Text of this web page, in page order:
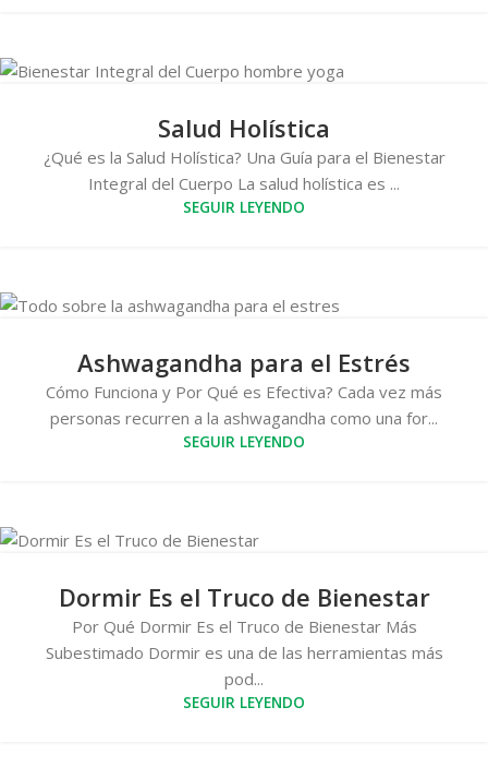
Salud Holística
¿Qué es la Salud Holística? Una Guía para el Bienestar
Integral del Cuerpo La salud holística es ...
SEGUIR LEYENDO
Ashwagandha para el Estrés
Cómo Funciona y Por Qué es Efectiva? Cada vez más
personas recurren a la ashwagandha como una for...
SEGUIR LEYENDO
Dormir Es el Truco de Bienestar
Por Qué Dormir Es el Truco de Bienestar Más
Subestimado Dormir es una de las herramientas más
pod...
SEGUIR LEYENDO